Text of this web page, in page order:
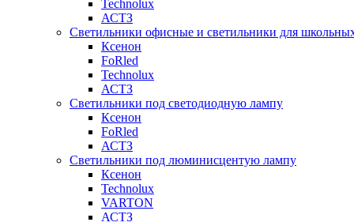
Technolux
АСТЗ
Светильники офисные и светильники для
Ксенон
FoRled
Technolux
АСТЗ
Светильники под светодиодную лампу
Ксенон
FoRled
АСТЗ
Светильники под люминисцентую лампу
Ксенон
Technolux
VARTON
АСТЗ